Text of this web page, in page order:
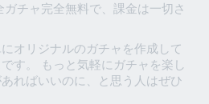
チャ完全無料で、課金は一切さ
オリジナルのガチャを作成して
す。 もっと気軽にガチャを楽し
ればいいのに、と思う人はぜひ